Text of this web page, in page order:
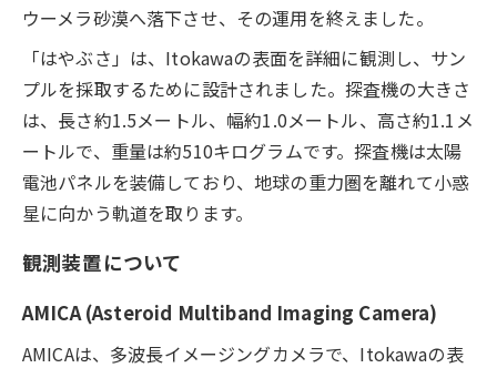
ウーメラ砂漠へ落下させ、その運用を終えました。
「はやぶさ」は、Itokawaの表面を詳細に観測し、サン
プルを採取するために設計されました。探査機の大きさ
は、長さ約1.5メートル、幅約1.0メートル、高さ約1.1メ
ートルで、重量は約510キログラムです。探査機は太陽
電池パネルを装備しており、地球の重力圏を離れて小惑
星に向かう軌道を取ります。
観測装置について
AMICA (Asteroid Multiband Imaging Camera)
AMICAは、多波長イメージングカメラで、Itokawaの表